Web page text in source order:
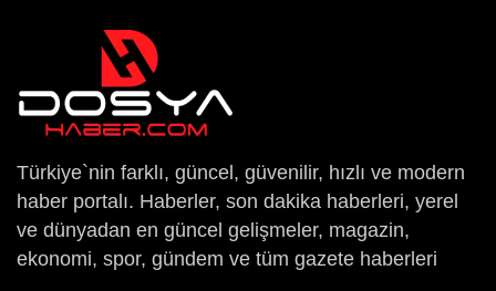
Türkiye`nin farklı, güncel, güvenilir, hızlı ve modern
haber portalı. Haberler, son dakika haberleri, yerel
ve dünyadan en güncel gelişmeler, magazin,
ekonomi, spor, gündem ve tüm gazete haberleri